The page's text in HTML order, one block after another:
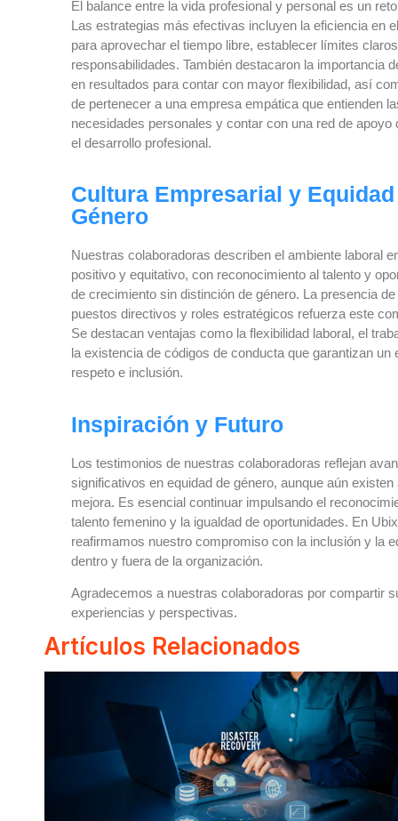
El balance entre la vida profesional y personal es un
Las estrategias más efectivas incluyen la eficiencia en
para aprovechar el tiempo libre, establecer límites
responsabilidades. También destacaron la importancia
en resultados para contar con mayor flexibilidad, así
de pertenecer a una empresa empática que entienden
necesidades personales y contar con una red de apoyo
el desarrollo profesional.
Cultura Empresarial y
Género
Nuestras colaboradoras describen el ambiente laboral
positivo y equitativo, con reconocimiento al talento y
de crecimiento sin distinción de género. La presencia
puestos directivos y roles estratégicos refuerza este
Se destacan ventajas como la flexibilidad laboral, el
la existencia de códigos de conducta que garantizan un
respeto e inclusión.
Inspiración y Futuro
Los testimonios de nuestras colaboradoras reflejan
significativos en equidad de género, aunque aún existen
mejora. Es esencial continuar impulsando el
talento femenino y la igualdad de oportunidades. En
reafirmamos nuestro compromiso con la inclusión y la
dentro y fuera de la organización.
Agradecemos a nuestras colaboradoras por compartir
experiencias y perspectivas.
Artículos Relacionados